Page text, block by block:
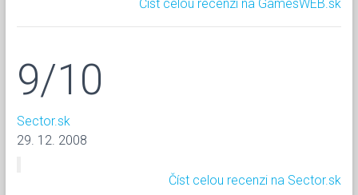
Číst celou recenzi na GamesWEB.sk
9/10
Sector.sk
29. 12. 2008
Číst celou recenzi na Sector.sk